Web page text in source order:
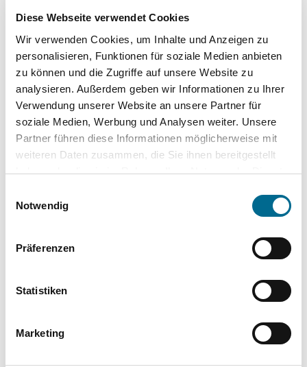
Diese Webseite verwendet Cookies
Wir verwenden Cookies, um Inhalte und Anzeigen zu
personalisieren, Funktionen für soziale Medien anbieten
zu können und die Zugriffe auf unsere Website zu
analysieren. Außerdem geben wir Informationen zu Ihrer
Verwendung unserer Website an unsere Partner für
soziale Medien, Werbung und Analysen weiter. Unsere
Partner führen diese Informationen möglicherweise mit
weiteren Daten zusammen, die Sie ihnen bereitgestellt
haben oder die sie im Rahmen Ihrer Nutzung der Dienste
Cookies, wenn Sie unsere Webseite weiterhin nutzen.
Notwendig
Präferenzen
Statistiken
Marketing
Sonstige
Allradantrieb
Ausstattungslinie
Kindersitzbefestigung (ISOFIX)
Garantie
Sportpaket
Komplette Ausstattungsliste
49078 Osnabrück